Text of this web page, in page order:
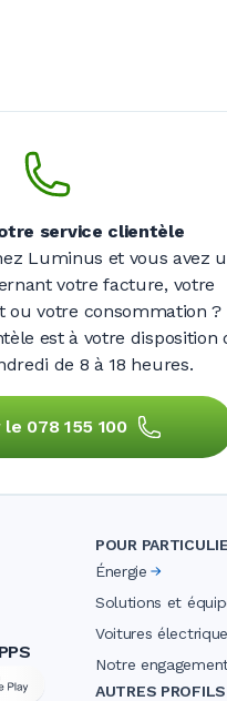
service clientèle
Luminus et vous avez
votre facture, votre
ou votre consommation ?
est à votre disposition
de 8 à 18 heures.
078 155 100
POUR
Énergie
Solutions et
Voitures
Notre
AUTRES PROFILS